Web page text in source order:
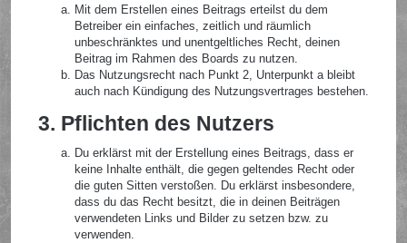
Mit dem Erstellen eines Beitrags erteilst du dem
Betreiber ein einfaches, zeitlich und räumlich
unbeschränktes und unentgeltliches Recht, deinen
Beitrag im Rahmen des Boards zu nutzen.
Das Nutzungsrecht nach Punkt 2, Unterpunkt a bleibt
auch nach Kündigung des Nutzungsvertrages bestehen.
3. Pflichten des Nutzers
Du erklärst mit der Erstellung eines Beitrags, dass er
keine Inhalte enthält, die gegen geltendes Recht oder
die guten Sitten verstoßen. Du erklärst insbesondere,
dass du das Recht besitzt, die in deinen Beiträgen
verwendeten Links und Bilder zu setzen bzw. zu
verwenden.